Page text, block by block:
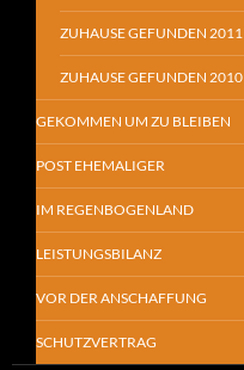
ZUHAUSE GEFUNDEN 2011
ZUHAUSE GEFUNDEN 2010
GEKOMMEN UM ZU BLEIBEN
POST EHEMALIGER
IM REGENBOGENLAND
LEISTUNGSBILANZ
VOR DER ANSCHAFFUNG
SCHUTZVERTRAG